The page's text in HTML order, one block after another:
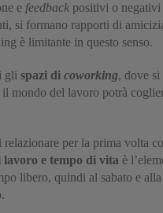
e feedback positivi o negativi
si formano rapporti di
è limitante in questo senso.
gli spazi di coworking, dove
mondo del lavoro potrà
per la prima volta
e tempo di vita è
libero, quindi al sabato e